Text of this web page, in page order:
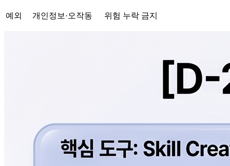
예외 개인정보·오작동 위험 누락 금지